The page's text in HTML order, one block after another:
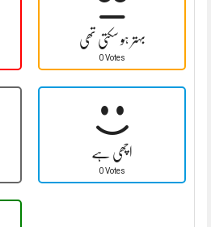
بہتر ہو سکتی تھی
0 Votes
اچھی ہے
0 Votes